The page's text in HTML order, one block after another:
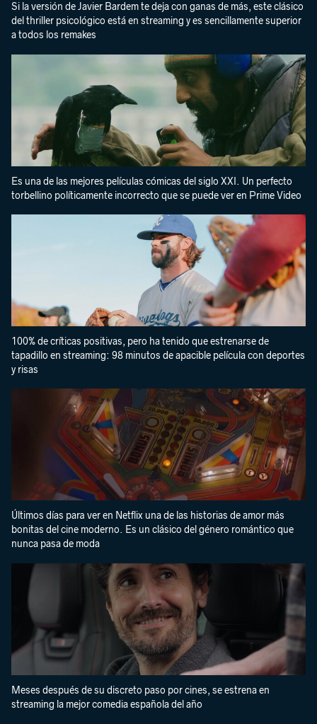
Si la versión de Javier Bardem te deja con ganas de más, este clásico
del thriller psicológico está en streaming y es sencillamente superior
a todos los remakes
Es una de las mejores películas cómicas del siglo XXI. Un perfecto
torbellino políticamente incorrecto que se puede ver en Prime Video
100% de críticas positivas, pero ha tenido que estrenarse de
tapadillo en streaming: 98 minutos de apacible película con deportes
y risas
Últimos días para ver en Netflix una de las historias de amor más
bonitas del cine moderno. Es un clásico del género romántico que
nunca pasa de moda
Meses después de su discreto paso por cines, se estrena en
streaming la mejor comedia española del año